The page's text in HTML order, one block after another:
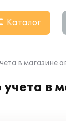
Каталог
в магазине
в